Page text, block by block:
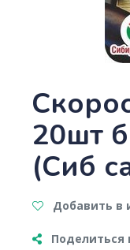
20шт
(Сиб
Добавить в
Поделиться